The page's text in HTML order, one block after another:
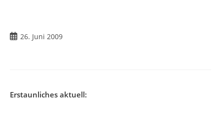
Beitrag26. Juni 2009
Erstaunliches aktuell: